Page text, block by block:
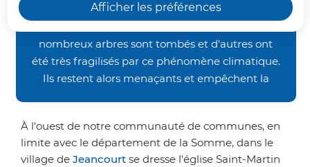
Afficher les préférences
occasionnés par les orages de la fin juin, nos
nombreux arbres sont tombés et d'autres ont
été très fragilisés par ce phénomène climatique.
Ils restent alors menaçants et empêchent la
avant de retrouver nos sentiers dans un meilleur
état. Merci de votre compréhension.
Comme plusieurs églises de notre
territoire, c'est du nom de Saint-
Martin qu'a été baptisée cette
église reconstruite au début des
années 1920.
À l'ouest de notre communauté de communes, en
limite avec le département de la Somme, dans le
village de Jeancourt se dresse l'église Saint-Martin